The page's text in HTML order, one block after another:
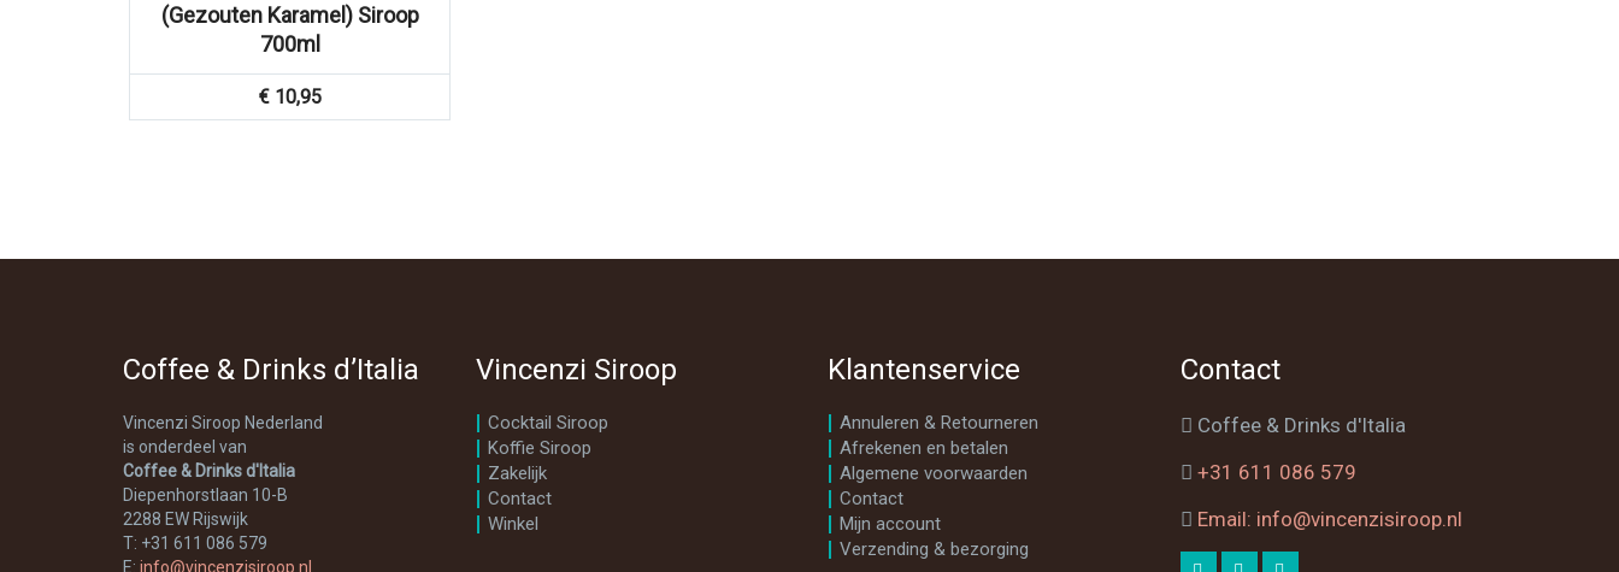
(Gezouten Karamel) Siroop
700ml
€10,95
Coffee & Drinks d’Italia
Vincenzi Siroop Nederland
is onderdeel van
Coffee & Drinks d'Italia
Diepenhorstlaan 10-B
2288 EW Rijswijk
T: +31 611 086 579
E: info@vincenzisiroop.nl
Vincenzi Siroop
Cocktail Siroop
Koffie Siroop
Zakelijk
Contact
Winkel
Klantenservice
Annuleren & Retourneren
Afrekenen en betalen
Algemene voorwaarden
Contact
Mijn account
Verzending & bezorging
Contact
Coffee & Drinks d'Italia
+31 611 086 579
Email: info@vincenzisiroop.nl